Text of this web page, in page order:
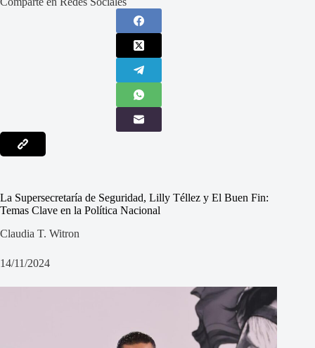
La Supersecretaría de Seguridad, Lilly Téllez y El Buen Fin:
Temas Clave en la Política Nacional
Claudia T. Witron
14/11/2024